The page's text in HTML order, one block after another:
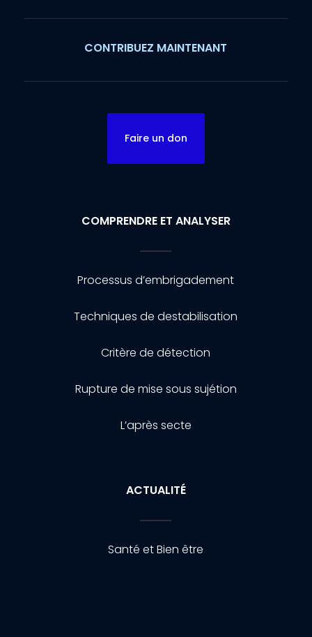
CONTRIBUEZ MAINTENANT
Faire un don
COMPRENDRE ET ANALYSER
Processus d’embrigadement
Techniques de destabilisation
Critère de détection
Rupture de mise sous sujétion
L’après secte
ACTUALITÉ
Santé et Bien être